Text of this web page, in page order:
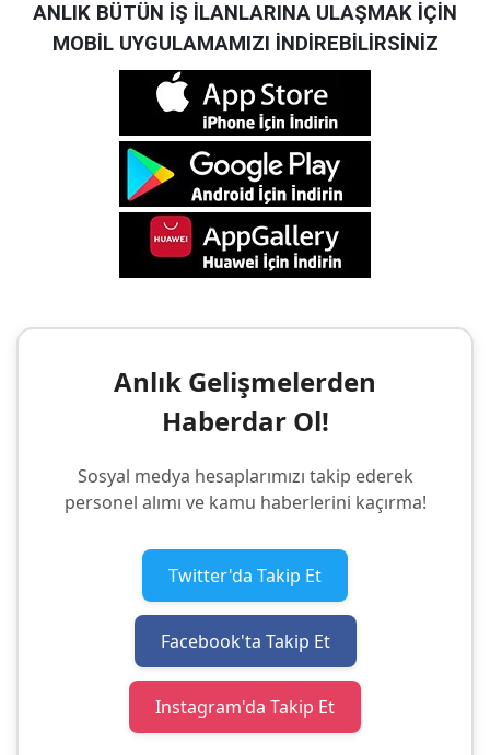
ANLIK BÜTÜN İŞ İLANLARINA ULAŞMAK İÇİN
MOBİL UYGULAMAMIZI İNDİREBİLİRSİNİZ
Anlık Gelişmelerden
Haberdar Ol!
Sosyal medya hesaplarımızı takip ederek
personel alımı ve kamu haberlerini kaçırma!
Twitter'da Takip Et
Facebook'ta Takip Et
Instagram'da Takip Et